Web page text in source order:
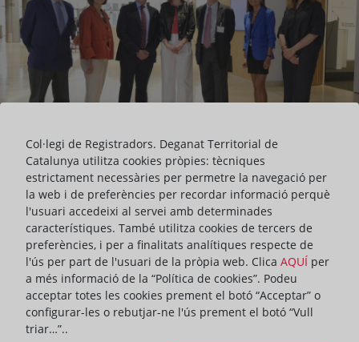
El Deganat dels Registradors de la Propietat, Mercantils i de Béns
Mobles de Catalunya ha ressaltat avui la importància de les
clàusules de mediació en els contractes, en unes jornades
organitzades conjuntament amb el Departament de Justícia de la
Generalitat de Catalunya i l'Acadèmia de Jurisprudència i
Legislació de Catalunya, que han portat per títol ADR en l'àmbit
registral. Les clàusules de mediació en els contractes.
Col·legi de Registradors. Deganat Territorial de
Catalunya utilitza cookies pròpies: tècniques
estrictament necessàries per permetre la navegació per
la web i de preferències per recordar informació perquè
l'usuari accedeixi al servei amb determinades
característiques. També utilitza cookies de tercers de
preferències, i per a finalitats analítiques respecte de
l'ús per part de l'usuari de la pròpia web. Clica AQUÍ per
a més informació de la “Política de cookies”. Podeu
acceptar totes les cookies prement el botó “Acceptar” o
configurar-les o rebutjar-ne l'ús prement el botó “Vull
triar…”..